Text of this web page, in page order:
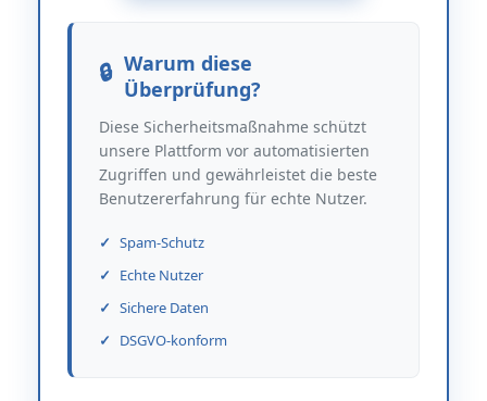
Warum diese
Überprüfung?
Diese Sicherheitsmaßnahme schützt
unsere Plattform vor automatisierten
Zugriffen und gewährleistet die beste
Benutzererfahrung für echte Nutzer.
Spam-Schutz
Echte Nutzer
Sichere Daten
DSGVO-konform